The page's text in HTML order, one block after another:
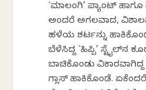
`ಮಾಲಂಗಿ’ ಪ್ಯಾಂಟ್
ಅಂದರೆ ಅಗಲವಾದ,
ಹಳೆಯ ಶರ್ಟನ್ನು
ಬೆಳೆಸಿದ್ದ `ಹಿಪ್ಪಿ’ ಸ್ಟೈಲ್‌ನ
ಬಾಚಿಕೊಂಡು
ಗ್ಲಾಸ್ ಹಾಕಿಕೊಂಡೆ.